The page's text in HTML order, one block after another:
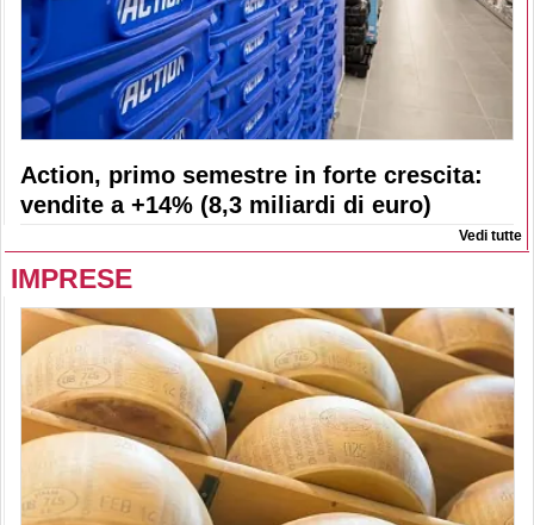
Action, primo semestre in forte crescita:
vendite a +14% (8,3 miliardi di euro)
Vedi tutte
IMPRESE